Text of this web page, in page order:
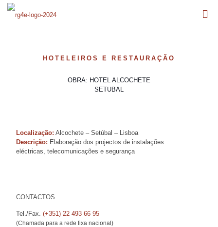
HOTELEIROS E RESTAURAÇÃO
OBRA: HOTEL ALCOCHETE
SETUBAL
Localização: Alcochete – Setúbal – Lisboa
Descrição: Elaboração dos projectos de instalações
eléctricas, telecomunicações e segurança
CONTACTOS
Tel./Fax. (+351) 22 493 66 95
(Chamada para a rede fixa nacional)